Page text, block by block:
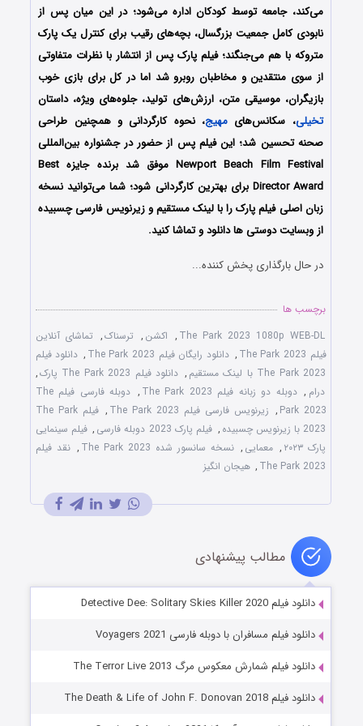
می‌کند، جامعه توسط کودکان اداره می‌شود؛ در این میان پس از
نابودی کامل جمعیت بزرگسال، بچه‌های رقیب برای کنترل یک پارک
متروکه با هم می‌جنگند؛ فیلم پارک پس از انتشار با نظرات متفاوتی
از سوی منتقدین و مخاطبان روبرو شد اما در کل برای بازی خوب
بازیگران، موسیقی متن، ارزش‌های تولید، جلوه‌های ویژه، داستان
تخیلی، سکانس‌های مهیج، نحوه کارگردانی و همچنین طراحی
صحنه تحسین شد؛ این فیلم پس از حضور در جشنواره بین‌المللی
Newport Beach Film Festival موفق شد برنده جایزه Best
Director Award برای بهترین کارگردانی شود؛ شما می‌توانید نسخه
زبان اصلی فیلم پارک را با ‌لینک مستقیم و زیرنویس فارسی چسبیده
از وبسایت دوستی ها دانلود و تماشا کنید.
در حال بارگذاری پخش کننده...
برچسب ها
The Park 2023 1080p WEB-DL
, اکشن , ترسناک, تماشای آنلاین
فیلم The Park 2023
, دانلود رایگان فیلم The Park 2023 , دانلود فیلم
The Park 2023 با لینک مستقیم
, دانلود فیلم The Park 2023 پارک
,
درام , دوبله دو زبانه فیلم The Park 2023 ,
دوبله فارسی فیلم The
Park 2023
, زیرنویس فارسی فیلم The Park 2023 ,
فیلم The Park
2023 با زیرنویس چسبیده
, فیلم پارک 2023 دوبله فارسی , فیلم سینمایی
پارک ۲۰۲۳
, معمایی , نسخه سانسور شده The Park 2023 , نقد فیلم
The Park 2023
, هیجان انگیز
مطالب پیشنهادی
دانلود فیلم Detective Dee: Solitary Skies Killer 2020
دانلود فیلم مسافران با دوبله فارسی Voyagers 2021
دانلود فیلم شمارش معکوس مرگ The Terror Live 2013
دانلود فیلم The Death & Life of John F. Donovan 2018